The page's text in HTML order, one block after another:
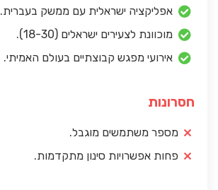
אפליקציה ישראלית עם ממשק בעברית.
מוכוונת לצעירים ישראלים (18-30).
אירועי מפגש קבוצתיים בעולם האמיתי.
חסרונות
מספר משתמשים מוגבל.
פחות אפשרויות סינון מתקדמות.